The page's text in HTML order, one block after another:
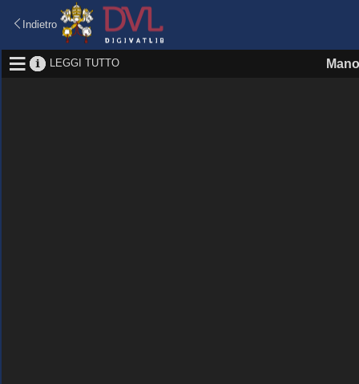
Indietro
LEGGI TUTTO